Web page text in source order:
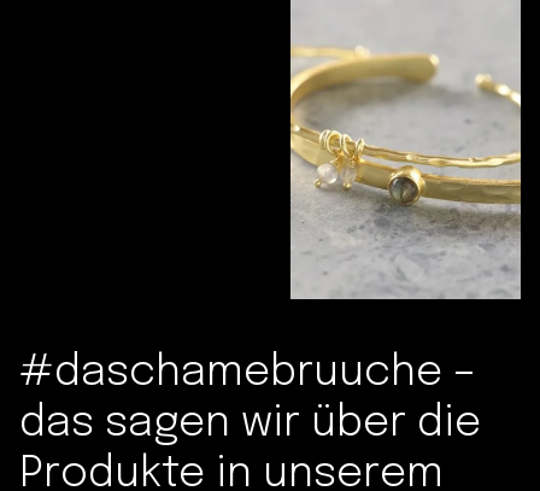
#daschamebruuche –
das sagen wir über die
Produkte in unserem